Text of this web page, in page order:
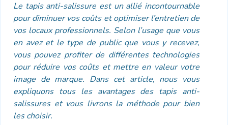
Le tapis anti-salissure est un allié incontournable
pour diminuer vos coûts et optimiser l’entretien de
vos locaux professionnels. Selon l’usage que vous
en avez et le type de public que vous y recevez,
vous pouvez profiter de différentes technologies
pour réduire vos coûts et mettre en valeur votre
image de marque. Dans cet article, nous vous
expliquons tous les avantages des tapis anti-
salissures et vous livrons la méthode pour bien
les choisir.